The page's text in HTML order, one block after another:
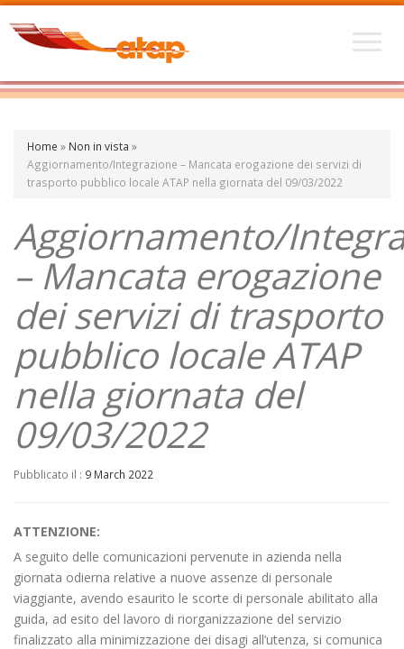
Home » Non in vista »
Aggiornamento/Integrazione – Mancata erogazione dei servizi di
trasporto pubblico locale ATAP nella giornata del 09/03/2022
Aggiornamento/
– Mancata erogazione
dei servizi di trasporto
pubblico locale ATAP
nella giornata del
09/03/2022
Pubblicato il : 9 March 2022
ATTENZIONE:
A seguito delle comunicazioni pervenute in azienda nella
giornata odierna relative a nuove assenze di personale
viaggiante, avendo esaurito le scorte di personale abilitato alla
guida, ad esito del lavoro di riorganizzazione del servizio
finalizzato alla minimizzazione dei disagi all’utenza, si comunica